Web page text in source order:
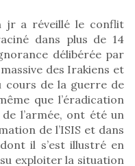
jr a réveillé le conflit
dans plus de 14
délibérée par
des Irakiens et
cours de la guerre de
que l’éradication
l’armée, ont été un
de l’ISIS et dans
il s’est illustré en
exploiter la situation